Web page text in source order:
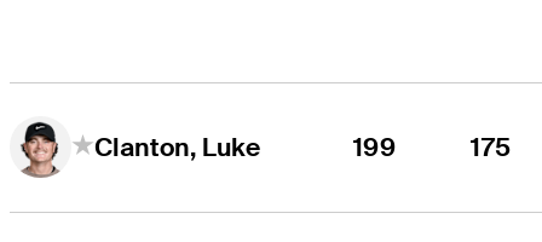
Clanton, Luke 199 175